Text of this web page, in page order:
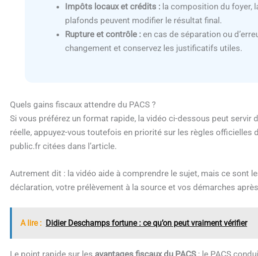
Impôts locaux et crédits : la composition du foyer,
plafonds peuvent modifier le résultat final.
Rupture et contrôle : en cas de séparation ou
changement et conservez les justificatifs utiles.
Quels gains fiscaux attendre du PACS ?
Si vous préférez un format rapide, la vidéo ci-dessous peut servir
réelle, appuyez-vous toutefois en priorité sur les règles officielles
public.fr citées dans l’article.
Autrement dit : la vidéo aide à comprendre le sujet, mais ce sont
déclaration, votre prélèvement à la source et vos démarches après
A lire : Didier Deschamps fortune : ce qu’on peut vraiment vérifier